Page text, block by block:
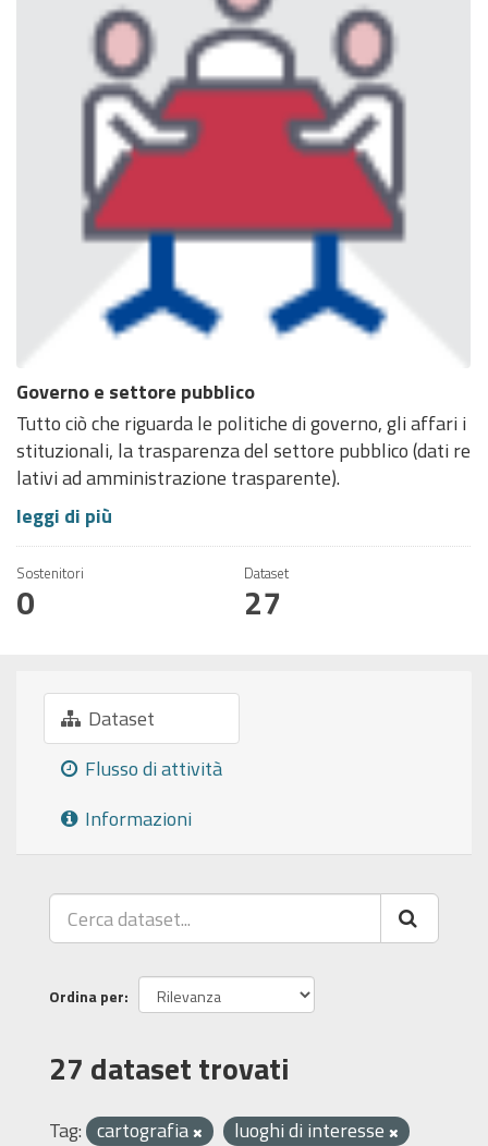
Governo e settore pubblico
Tutto ciò che riguarda le politiche di governo, gli affari i
stituzionali, la trasparenza del settore pubblico (dati re
lativi ad amministrazione trasparente).
leggi di più
Sostenitori
0
Dataset
27
Dataset
Flusso di attività
Informazioni
Ordina per
27 dataset trovati
Tag: cartografia
luoghi di interesse